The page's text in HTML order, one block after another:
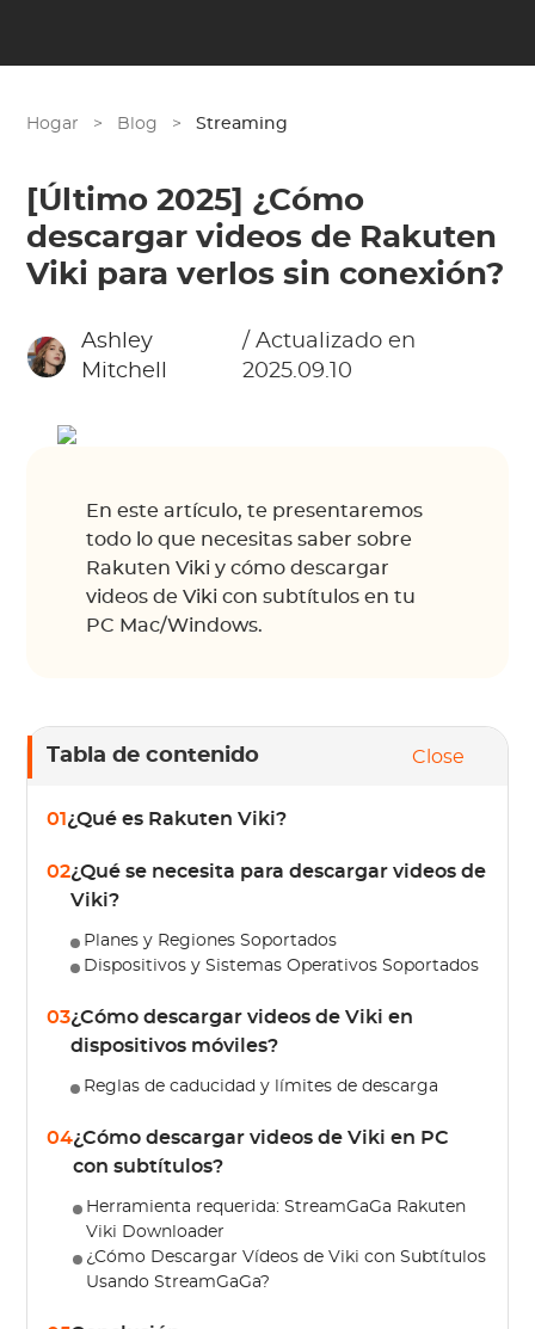
Hogar > Blog > Streaming
[Último 2025] ¿Cómo
descargar videos de Rakuten
Viki para verlos sin conexión?
Ashley
Mitchell
/ Actualizado en
2025.09.10
En este artículo, te presentaremos
todo lo que necesitas saber sobre
Rakuten Viki y cómo descargar
videos de Viki con subtítulos en tu
PC Mac/Windows.
Tabla de contenido Close
01 ¿Qué es Rakuten Viki?
02¿Qué se necesita para descargar videos de
Viki?
Planes y Regiones Soportados
Dispositivos y Sistemas Operativos Soportados
03¿Cómo descargar videos de Viki en
dispositivos móviles?
Reglas de caducidad y límites de descarga
04¿Cómo descargar videos de Viki en PC
con subtítulos?
Herramienta requerida: StreamGaGa Rakuten
Viki Downloader
¿Cómo Descargar Vídeos de Viki con Subtítulos
Usando StreamGaGa?